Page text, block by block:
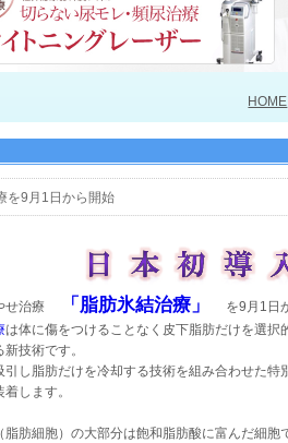
HOME
を9月1日から開始
せ治療 「脂肪氷結治療」
を9月1日
は体に傷をつけることなく皮下脂肪だけを選択
技術です。
引し脂肪だけを冷却する技術を組み合わせた特
します。
肪細胞）の大部分は飽和脂肪酸に富んだ細胞